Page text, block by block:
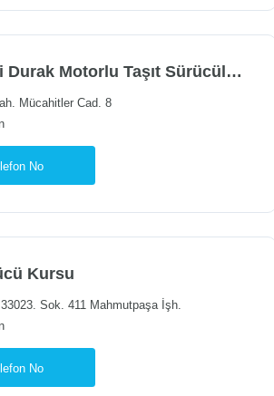
Özel Birinci Durak Motorlu Taşıt Sürücüleri Kursu
Mücahitler Cad. 8
No
Kursu
Sok. 411 Mahmutpaşa İşh.
No